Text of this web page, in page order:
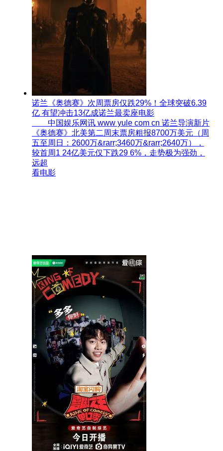
诺兰《奥德赛》次周票房仅跌29%！全球突破6.39
亿 有望冲击13亿成诺兰最卖座电影
中国娱乐网讯 www yule com cn 诺兰导演新片
《奥德赛》北美第二周末票房粗报8700万美元（周
五至周日：2600万&rarr;3460万&rarr;2640万），
较首周1 24亿美元仅下跌29 6%，走势极为强劲，
远超
看电影